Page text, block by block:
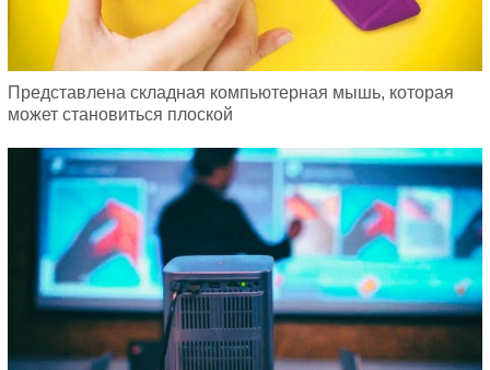
Представлена складная компьютерная мышь, которая
может становиться плоской